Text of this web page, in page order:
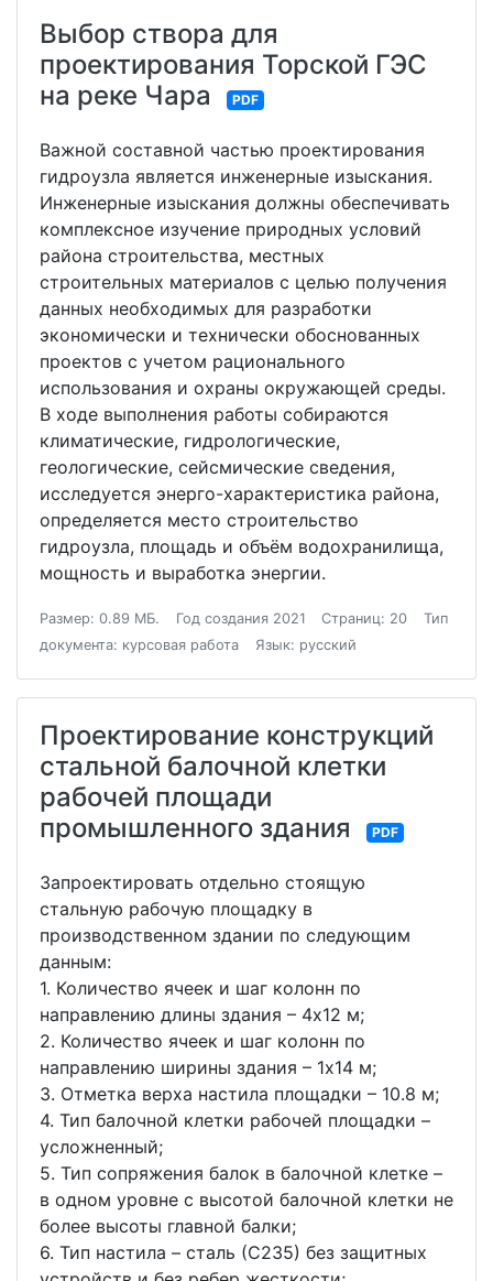
Выбор створа для
проектирования Торской ГЭС
на реке Чара
PDF
Важной составной частью проектирования
гидроузла является инженерные изыскания.
Инженерные изыскания должны обеспечивать
комплексное изучение природных условий
района строительства, местных
строительных материалов с целью получения
данных необходимых для разработки
экономически и технически обоснованных
проектов с учетом рационального
использования и охраны окружающей среды.
В ходе выполнения работы собираются
климатические, гидрологические,
геологические, сейсмические сведения,
исследуется энерго-характеристика района,
определяется место строительство
гидроузла, площадь и объём водохранилища,
мощность и выработка энергии.
Размер: 0.89 МБ. Год создания 2021 Страниц: 20
Тип
документа: курсовая работа
Язык: русский
Проектирование конструкций
стальной балочной клетки
рабочей площади
промышленного здания
PDF
Запроектировать отдельно стоящую
стальную рабочую площадку в
производственном здании по следующим
данным:
1. Количество ячеек и шаг колонн по
направлению длины здания – 4х12 м;
2. Количество ячеек и шаг колонн по
направлению ширины здания – 1х14 м;
3. Отметка верха настила площадки – 10.8 м;
4. Тип балочной клетки рабочей площадки –
усложненный;
5. Тип сопряжения балок в балочной клетке –
в одном уровне с высотой балочной клетки не
более высоты главной балки;
6. Тип настила – сталь (С235) без защитных